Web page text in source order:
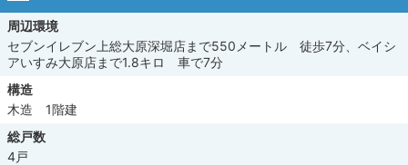
周辺環境
セブンイレブン上総大原深堀店まで550メートル 徒歩7分、ベイシ
アいすみ大原店まで1.8キロ 車で7分
構造
木造 1階建
総戸数
4戸